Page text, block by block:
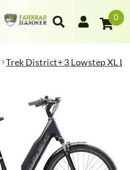
0
Trek District+ 3 Lowstep XL